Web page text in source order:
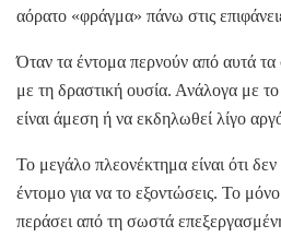
αόρατο «φράγμα» πάνω στις
Όταν τα έντομα περνούν από αυτά τα
με τη δραστική ουσία. Ανάλογα με
είναι άμεση ή να εκδηλωθεί λίγο
Το μεγάλο πλεονέκτημα είναι ότι δεν
έντομο για να το εξοντώσεις. Το μόνο
περάσει από τη σωστά